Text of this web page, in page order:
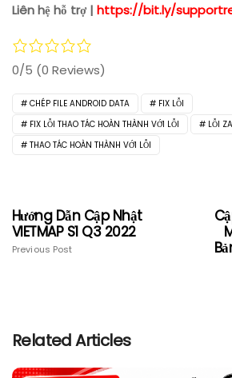
Liên hệ hỗ trợ | https://bit.ly/
0/5 (0 Reviews)
CHÉP FILE ANDROID DATA
FIX LỖI
FIX LỖI THAO TÁC HOÀN THÀNH VỚI LỖI
LỖI
THAO TÁC HOÀN THÀNH VỚI LỖI
Hướng Dẫn Cập Nhật
VIETMAP S1 Q3 2022
Previous Post
Related Articles